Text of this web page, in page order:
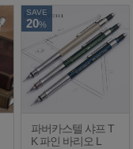
SAVE
20%
파버카스텔 샤프 T
K 파인 바리오 L